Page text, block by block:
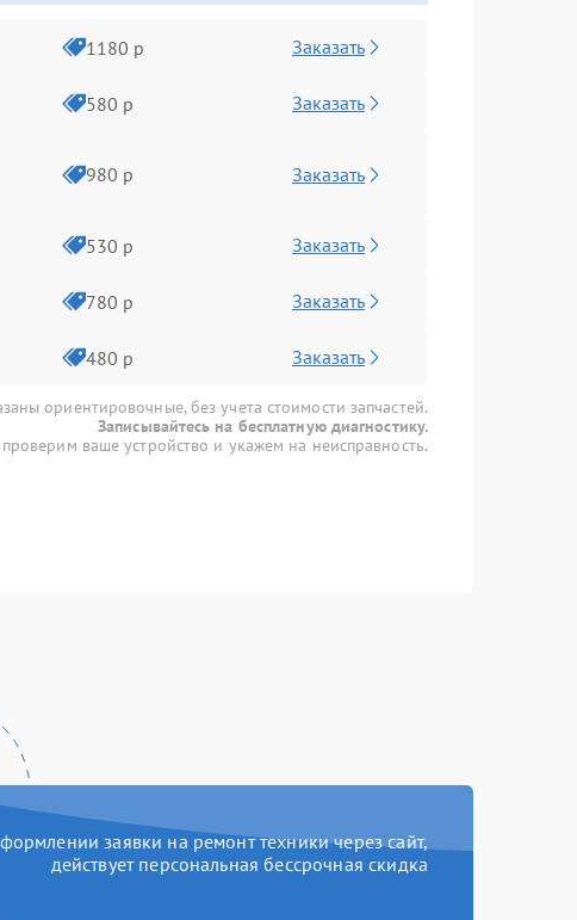
1180 р Заказать
580 р Заказать
980 р Заказать
530 р Заказать
780 р Заказать
480 р Заказать
ориентировочные, без учета стоимости запчастей.
Записывайтесь на бесплатную диагностику.
ваше устройство и укажем на неисправность.
заявки на ремонт техники через сайт,
действует персональная бессрочная скидка